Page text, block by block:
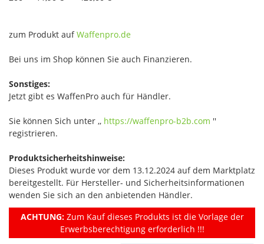
zum Produkt aufWaffenpro.de
Bei uns im Shop können Sie auch Finanzieren.
Sonstiges:
Jetzt gibt es WaffenPro auch für Händler.
Sie können Sich unter ,, https://waffenpro-b2b.com ''
registrieren.
Produktsicherheitshinweise:
Dieses Produkt wurde vor dem 13.12.2024 auf dem Marktplatz
bereitgestellt. Für Hersteller- und Sicherheitsinformationen
wenden Sie sich an den anbietenden Händler.
ACHTUNG:Zum Kauf dieses Produkts ist die Vorlage der
Erwerbsberechtigung erforderlich !!!